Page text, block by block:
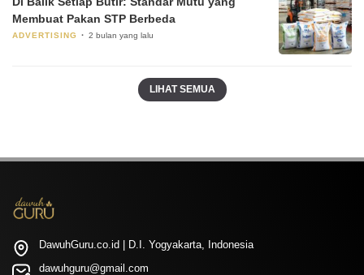
Membuat Pakan STP Berbeda
ADVERTISING 2 bulan yang lalu
LIHAT SEMUA
DawuhGuru.co.id | D.I. Yogyakarta, Indonesia
dawuhguru@gmail.com